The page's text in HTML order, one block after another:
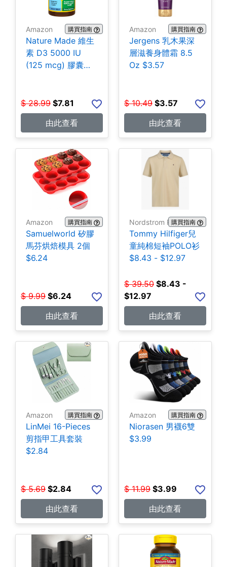
Amazon 購買指南
Nature Made 維生
素 D3 5000 IU
(125 mcg) 膠囊
$ 28.99 $7.81
由此查看
Amazon 購買指南
Jergens 乳木果深
層滋養身體霜 8.5
Oz $3.57
$ 10.49 $3.57
由此查看
Amazon 購買指南
Samuelworld 矽膠
馬芬烘焙模具 2個
$6.24
$ 9.99 $6.24
由此查看
Nordstrom Rack購買指南
Tommy Hilfiger兒
童純棉短袖POLO衫
$8.43 - $12.97
$ 39.50 $8.43 -
$12.97
由此查看
Amazon 購買指南
LinMei 16-Pieces
剪指甲工具套裝
$2.84
$ 5.69 $2.84
由此查看
Amazon 購買指南
Niorasen 男襪6雙
$3.99
$ 11.99 $3.99
由此查看